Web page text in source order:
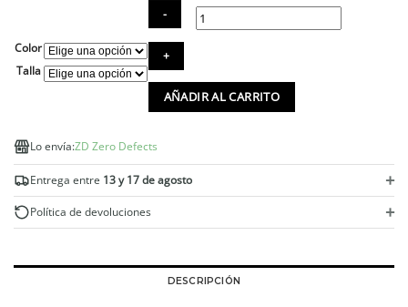
Color
Talla
Atenea
hilo
de
cantidad
AÑADIR AL CARRITO
Lo envía:ZD Zero Defects
Entrega entre 13 y 17 de agosto +
Política de devoluciones +
DESCRIPCIÓN